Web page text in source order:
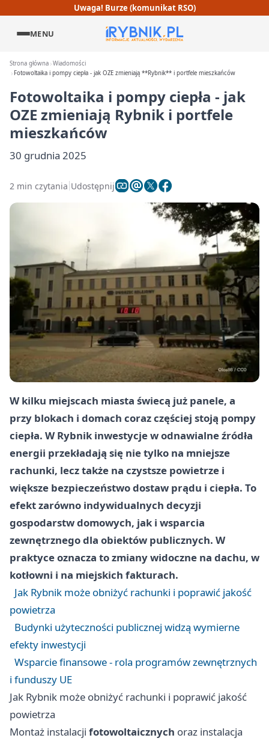
Uwaga! Burze (komunikat RSO)
MENU
Strona główna Wiadomości
Fotowoltaika i pompy ciepła - jak OZE zmieniają **Rybnik** i portfele mieszkańców
Fotowoltaika i pompy ciepła - jak
OZE zmieniają Rybnik i portfele
mieszkańców
30 grudnia 2025
2 min czytania Udostępnij
W kilku miejscach miasta świecą już panele, a
przy blokach i domach coraz częściej stoją pompy
ciepła. W Rybnik inwestycje w odnawialne źródła
energii przekładają się nie tylko na mniejsze
rachunki, lecz także na czystsze powietrze i
większe bezpieczeństwo dostaw prądu i ciepła. To
efekt zarówno indywidualnych decyzji
gospodarstw domowych, jak i wsparcia
zewnętrznego dla obiektów publicznych. W
praktyce oznacza to zmiany widoczne na dachu, w
kotłowni i na miejskich fakturach.
Jak Rybnik może obniżyć rachunki i poprawić jakość
powietrza
Budynki użyteczności publicznej widzą wymierne
efekty inwestycji
Wsparcie finansowe - rola programów zewnętrznych
i funduszy UE
Jak Rybnik może obniżyć rachunki i poprawić jakość
powietrza
Montaż instalacji fotowoltaicznych oraz instalacja